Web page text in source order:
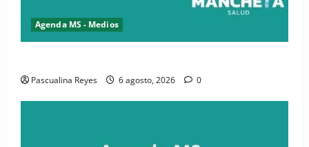
Agenda MS - Medios
Pascualina Reyes 6 agosto, 2026 0